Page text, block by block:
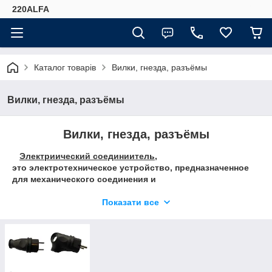
220ALFA
Каталог товарів Вилки, гнезда, разъёмы
Вилки, гнезда, разъёмы
Вилки, гнезда, разъёмы
Электриический соединиитель,
это электротехническое устройство, предназначенное
для механического соединения и
двух или более частей: вилки (той части соединителя,
углубления для штырей).
Штепсельная розетка, это соединитель,
Показати все